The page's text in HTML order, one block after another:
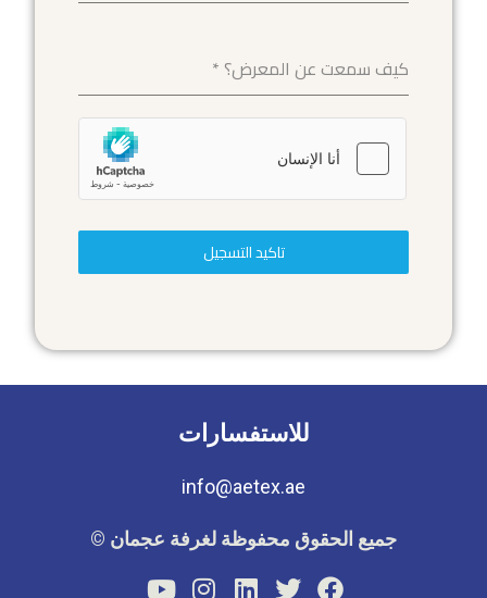
كيف سمعت عن المعرض؟ *
تاكيد التسجيل
للاستفسارات
info@aetex.ae
جميع الحقوق محفوظة لغرفة عجمان ©